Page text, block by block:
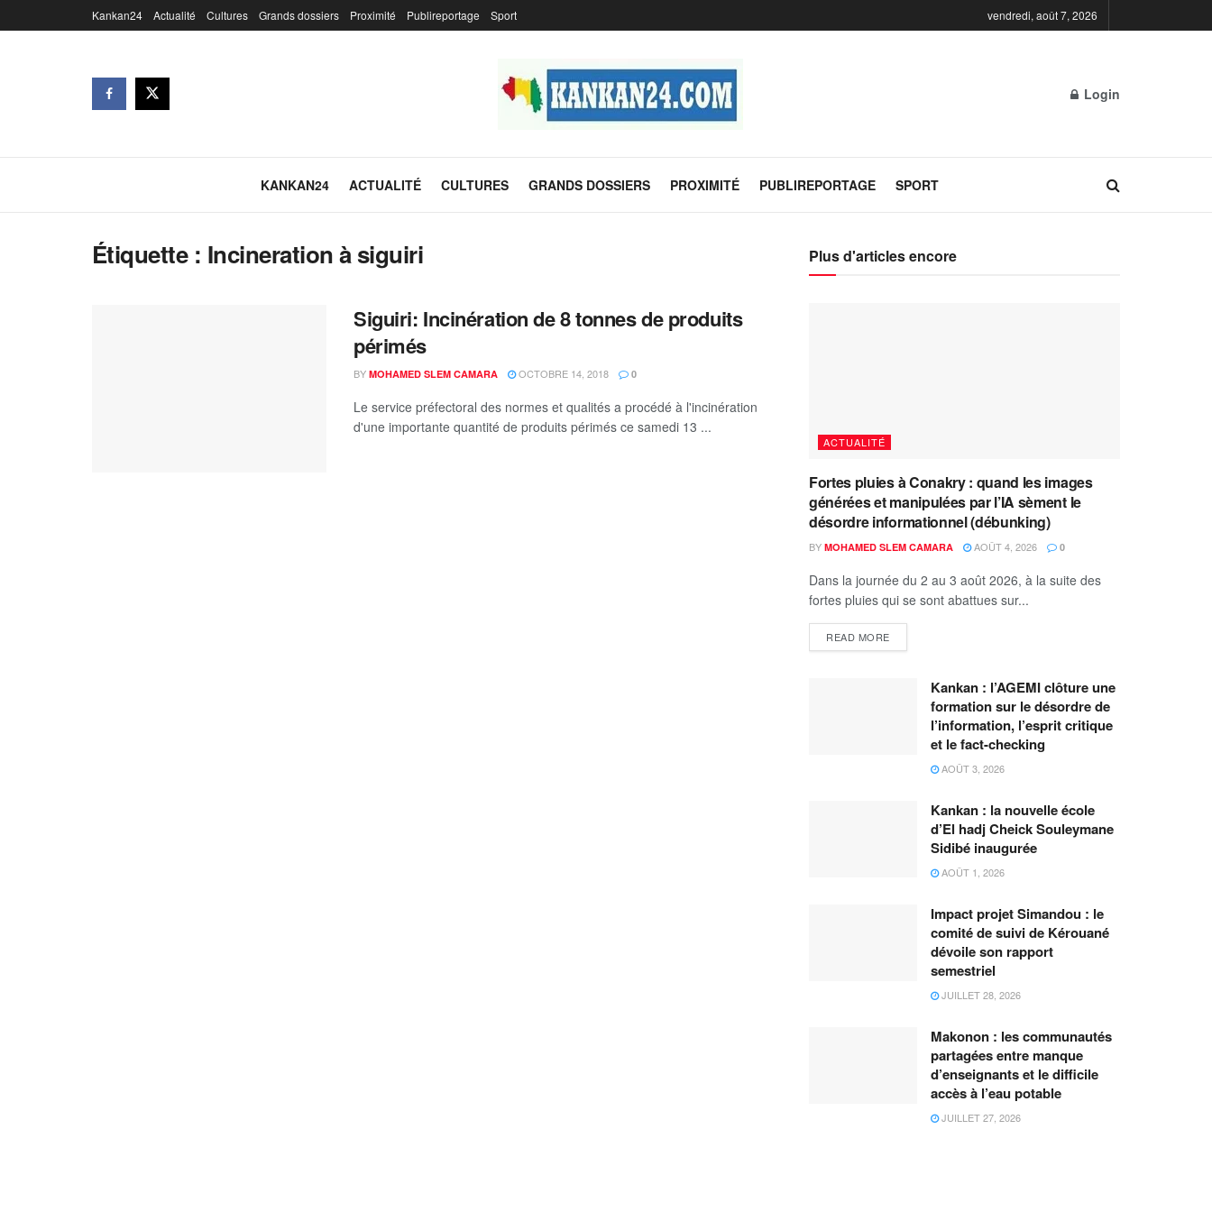
Kankan24 Actualité Cultures Grands dossiers Proximité Publireportage Sport vendredi, août 7, 2026
Login
KANKAN24 ACTUALITÉ CULTURES GRANDS DOSSIERS PROXIMITÉ PUBLIREPORTAGE SPORT
Étiquette : Incineration à siguiri
Siguiri: Incinération de 8 tonnes de produits
périmés
BY MOHAMED SLEM CAMARA OCTOBRE 14, 2018 0
Le service préfectoral des normes et qualités a procédé à l'incinération
d'une importante quantité de produits périmés ce samedi 13 ...
Plus d'articles encore
ACTUALITÉ
Fortes pluies à Conakry : quand les images
générées et manipulées par l’IA sèment le
désordre informationnel (débunking)
BY MOHAMED SLEM CAMARA AOÛT 4, 2026 0
Dans la journée du 2 au 3 août 2026, à la suite des
fortes pluies qui se sont abattues sur...
READ MORE
Kankan : l’AGEMI clôture une
formation sur le désordre de
l’information, l’esprit critique
et le fact-checking
AOÛT 3, 2026
Kankan : la nouvelle école
d’El hadj Cheick Souleymane
Sidibé inaugurée
AOÛT 1, 2026
Impact projet Simandou : le
comité de suivi de Kérouané
dévoile son rapport
semestriel
JUILLET 28, 2026
Makonon : les communautés
partagées entre manque
d’enseignants et le difficile
accès à l’eau potable
JUILLET 27, 2026